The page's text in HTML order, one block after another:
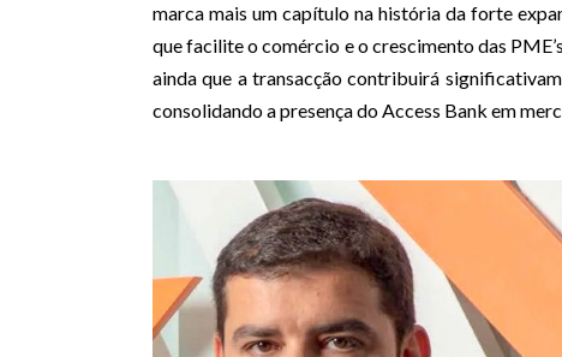
marca mais um capítulo na história da forte
que facilite o comércio e o crescimento das
ainda que a transacção contribuirá
consolidando a presença do Access Bank em